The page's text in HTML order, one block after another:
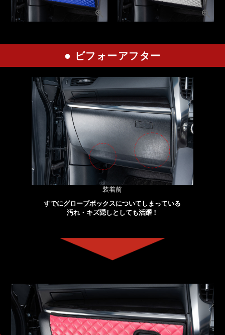
● ビフォーアフター
装着前
すでにグローブボックスについてしまっている
汚れ・キズ隠しとしても活躍！